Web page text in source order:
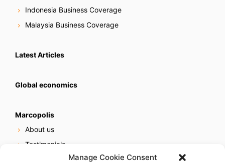
Manage Cookie Consent
Indonesia Business Coverage
Malaysia Business Coverage
Latest Articles
Global economics
Marcopolis
About us
Testimonials